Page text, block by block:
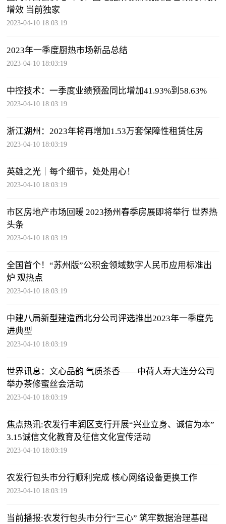
增效 当前独家
2023-04-10 18:03:19
2023年一季度厨热市场新品总结
2023-04-10 18:03:19
中控技术：一季度业绩预盈同比增加41.93%到58.63%
2023-04-10 18:03:19
浙江湖州：2023年将再增加1.53万套保障性租赁住房
2023-04-10 18:03:19
英雄之光｜每个细节，处处用心！
2023-04-10 18:03:19
市区房地产市场回暖 2023扬州春季房展即将举行 世界热
头条
2023-04-10 18:03:19
全国首个！“苏州版”公积金领域数字人民币应用标准出
炉 观热点
2023-04-10 18:03:19
中建八局新型建造西北分公司评选推出2023年一季度先
进典型
2023-04-10 18:03:19
世界讯息：文心品韵 气质茶香——中荷人寿大连分公司
举办茶修蜜丝会活动
2023-04-10 18:03:19
焦点热讯:农发行丰润区支行开展“兴业立身、诚信为本”
3.15诚信文化教育及征信文化宣传活动
2023-04-10 18:03:19
农发行包头市分行顺利完成 核心网络设备更换工作
2023-04-10 18:03:19
当前播报:农发行包头市分行“三心” 筑牢数据治理基础